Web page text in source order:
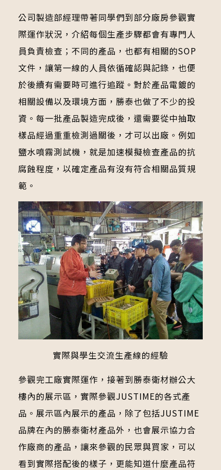
公司製造部經理帶著同學們到部分廠房參觀實
際運作狀況，介紹每個生產步驟都會有專門人
員負責檢查；不同的產品，也都有相關的SOP
文件，讓第一線的人員依循確認與記錄，也便
於後續有需要時可進行追蹤。對於產品電鍍的
相關設備以及環境方面，勝泰也做了不少的投
資。每一批產品製造完成後，還需要從中抽取
樣品經過重重檢測過關後，才可以出廠。例如
鹽水噴霧測試機，就是加速模擬檢查產品的抗
腐蝕程度，以確定產品有沒有符合相關品質規
範。
實際與學生交流生產線的經驗
參觀完工廠實際運作，接著到勝泰衛材辦公大
樓內的展示區，實際參觀JUSTIME的各式產
品。展示區內展示的產品，除了包括JUSTIME
品牌在內的勝泰衛材產品外，也會展示協力合
作廠商的產品，讓來參觀的民眾與買家，可以
看到實際搭配後的樣子，更能知道什麼產品符